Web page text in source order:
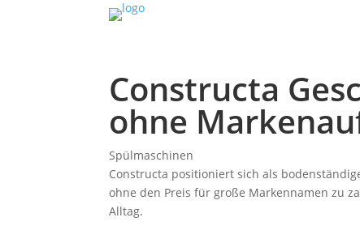
Constructa
ohne
Spülmaschinen
Constructa positioniert sich als
ohne den Preis für große Markennamen zu
Alltag.